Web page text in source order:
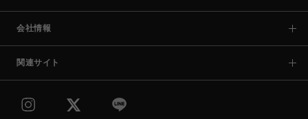
会社情報
関連サイト